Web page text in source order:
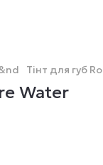
Тінт для губ
Water